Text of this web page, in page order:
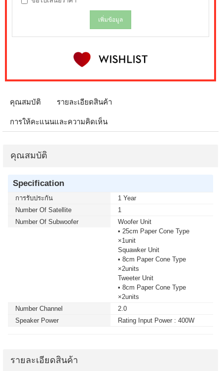
เพิ่มข้อมูล
คุณสมบัติ รายละเอียดสินค้า
การให้คะแนนและความคิดเห็น
คุณสมบัติ
Specification
การรับประกัน
1 Year
Number Of Satellite
1
Number Of Subwoofer
Woofer Unit
• 25cm Paper Cone Type
×1unit
Squawker Unit
• 8cm Paper Cone Type
×2units
Tweeter Unit
• 8cm Paper Cone Type
×2units
Number Channel
2.0
Speaker Power
Rating Input Power : 400W
รายละเอียดสินค้า